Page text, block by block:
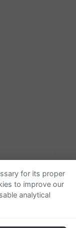
for its proper
to improve our
analytical